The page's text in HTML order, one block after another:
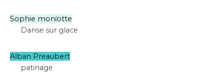
Sophie moniotte
Danse sur glace
Alban Preaubert
patinage